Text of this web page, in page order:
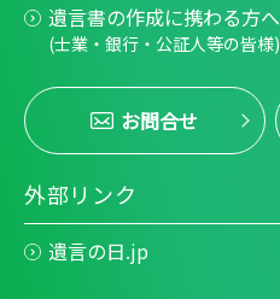
遺言書の作成に携わる方へ
(士業・銀行・公証人等の皆様)
お問合せ
外部リンク
遺言の日.jp